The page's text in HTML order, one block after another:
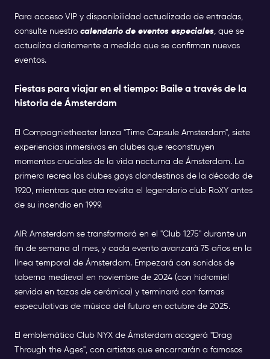
Para acceso VIP y disponibilidad actualizada de entradas,
consulte nuestro calendario de eventos especiales, que se
actualiza diariamente a medida que se confirman nuevos
eventos.
Fiestas para viajar en el tiempo: Baile a través de la
historia de Ámsterdam
El Compagnietheater lanza "Time Capsule Amsterdam", siete
experiencias inmersivas en clubes que reconstruyen
momentos cruciales de la vida nocturna de Ámsterdam. La
primera recrea los clubes gays clandestinos de la década de
1920, mientras que otra revisita el legendario club RoXY antes
de su incendio en 1999.
AIR Amsterdam se transformará en el "Club 1275" durante un
fin de semana al mes, y cada evento avanzará 75 años en la
línea temporal de Ámsterdam. Empezará con sonidos de
taberna medieval en noviembre de 2024 (con hidromiel
servida en tazas de cerámica) y terminará con formas
especulativas de música del futuro en octubre de 2025.
El emblemático Club NYX de Ámsterdam acogerá "Drag
Through the Ages", con artistas que encarnarán a famosos